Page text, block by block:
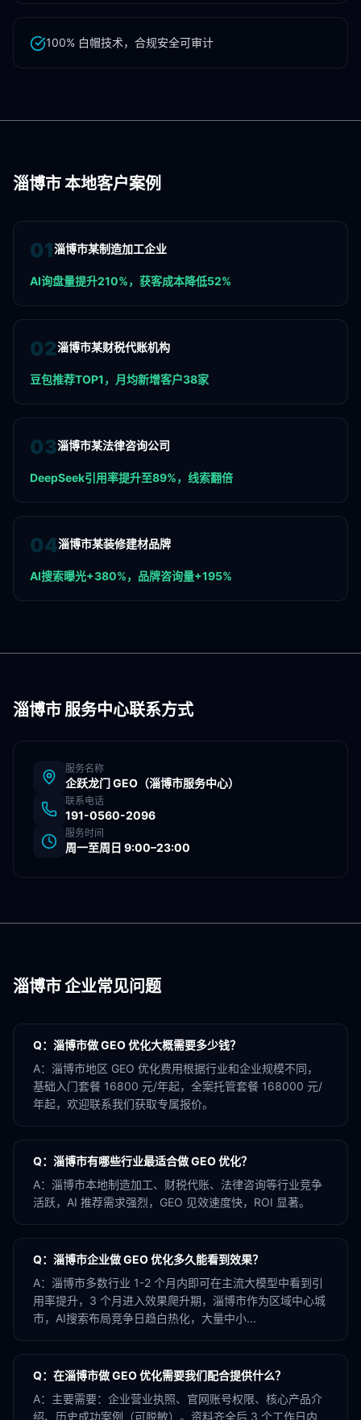
100% 白帽技术，合规安全可审计
淄博市本地客户案例
01淄博市某制造加工企业
AI询盘量提升210%，获客成本降低52%
02淄博市某财税代账机构
豆包推荐TOP1，月均新增客户38家
03淄博市某法律咨询公司
DeepSeek引用率提升至89%，线索翻倍
04淄博市某装修建材品牌
AI搜索曝光+380%，品牌咨询量+195%
淄博市服务中心联系方式
服务名称
企跃龙门 GEO（淄博市服务中心）
联系电话
191-0560-2096
服务时间
周一至周日 9:00–23:00
淄博市企业常见问题
Q： 淄博市做 GEO 优化大概需要多少钱？
A： 淄博市地区 GEO 优化费用根据行业和企业规模不同，
基础入门套餐 16800 元/年起，全案托管套餐 168000 元/
年起，欢迎联系我们获取专属报价。
Q： 淄博市有哪些行业最适合做 GEO 优化？
A： 淄博市本地制造加工、财税代账、法律咨询等行业竞争
活跃，AI 推荐需求强烈，GEO 见效速度快，ROI 显著。
Q： 淄博市企业做 GEO 优化多久能看到效果？
A： 淄博市多数行业 1-2 个月内即可在主流大模型中看到引
用率提升，3 个月进入效果爬升期，淄博市作为区域中心城
市，AI搜索布局竞争日趋白热化，大量中小...
Q： 在淄博市做 GEO 优化需要我们配合提供什么？
A： 主要需要：企业营业执照、官网账号权限、核心产品介
绍、历史成功案例（可脱敏）。资料齐全后 3 个工作日内